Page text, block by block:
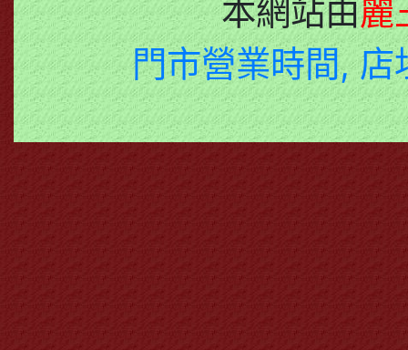
本網站由麗
門市營業時間,